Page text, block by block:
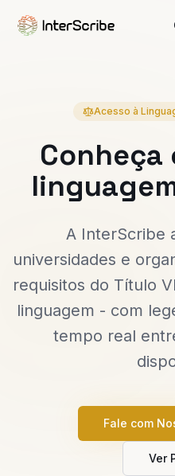
Acesso à
Conheça
A InterScribe
universidades e
requisitos do Título
linguagem - com
tempo real
Fale com
Ver